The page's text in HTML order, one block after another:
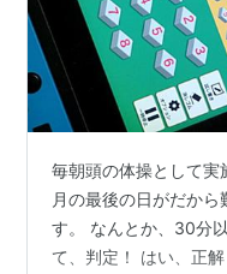
毎朝頭の体操として実
月の最後の日がだか
す。 なんとか、30分
て、判定！ はい、正